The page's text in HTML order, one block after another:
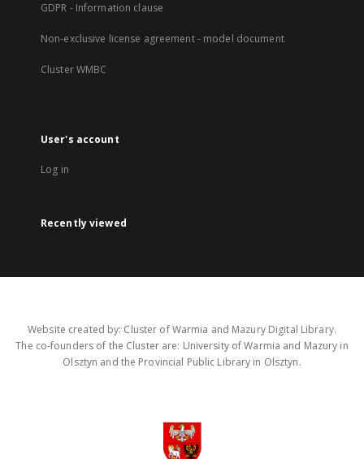
GDPR - Information clause
Non-exclusive license agreement - model document
Cluster WMBC
User's account
Log in
Recently viewed
Website created by: Cluster of Warmia and Mazury Digital Library.
The co-founders of the Cluster are: University of Warmia and Mazury in
Olsztyn and the Provincial Public Library in Olsztyn.